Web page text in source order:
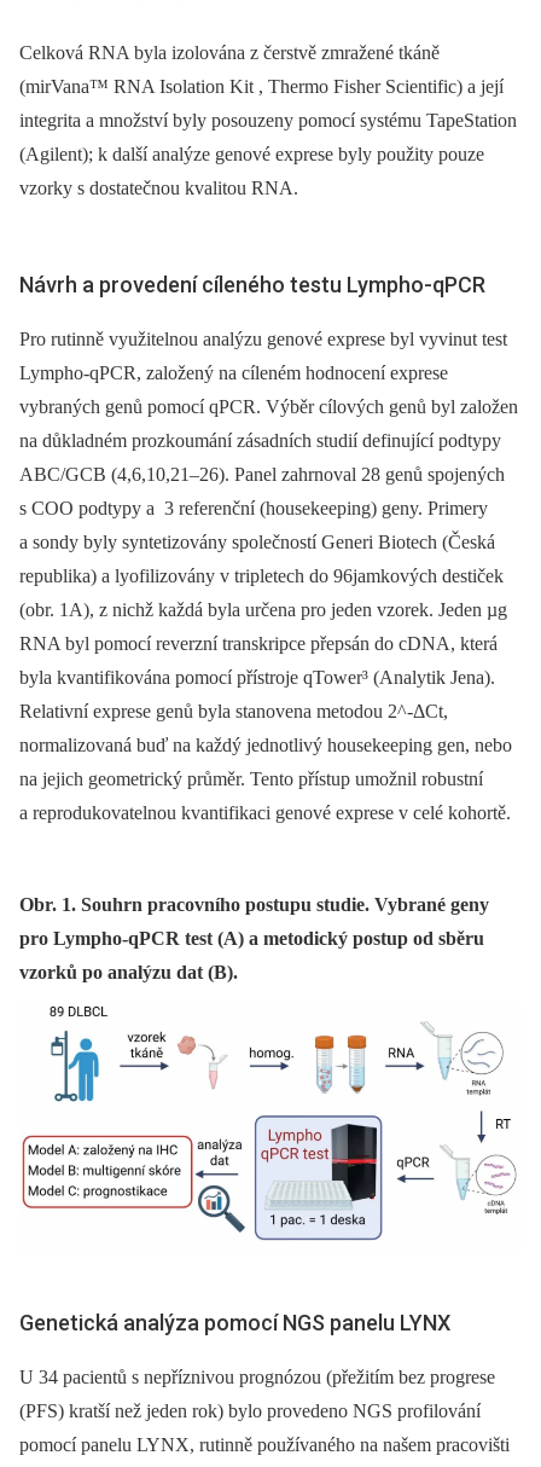
Celková RNA byla izolována z čerstvě zmražené tkáně
(mirVana™ RNA Isolation Kit , Thermo Fisher Scientific) a její
integrita a množství byly posouzeny pomocí systému TapeStation
(Agilent); k další analýze genové exprese byly použity pouze
vzorky s dostatečnou kvalitou RNA.
Návrh a provedení cíleného testu Lympho-qPCR
Pro rutinně využitelnou analýzu genové exprese byl vyvinut test
Lympho-qPCR, založený na cíleném hodnocení exprese
vybraných genů pomocí qPCR. Výběr cílových genů byl založen
na důkladném prozkoumání zásadních studií definující podtypy
ABC/GCB (4,6,10,21–26). Panel zahrnoval 28 genů spojených
s COO podtypy a 3 referenční (housekeeping) geny. Primery
a sondy byly syntetizovány společností Generi Biotech (Česká
republika) a lyofilizovány v tripletech do 96jamkových destiček
(obr. 1A), z nichž každá byla určena pro jeden vzorek. Jeden µg
RNA byl pomocí reverzní transkripce přepsán do cDNA, která
byla kvantifikována pomocí přístroje qTower³ (Analytik Jena).
Relativní exprese genů byla stanovena metodou 2^-ΔCt,
normalizovaná buď na každý jednotlivý housekeeping gen, nebo
na jejich geometrický průměr. Tento přístup umožnil robustní
a reprodukovatelnou kvantifikaci genové exprese v celé kohortě.
Obr. 1. Souhrn pracovního postupu studie. Vybrané geny
pro Lympho-qPCR test (A) a metodický postup od sběru
vzorků po analýzu dat (B).
Genetická analýza pomocí NGS panelu LYNX
U 34 pacientů s nepříznivou prognózou (přežitím bez progrese
(PFS) kratší než jeden rok) bylo provedeno NGS profilování
pomocí panelu LYNX, rutinně používaného na našem pracovišti